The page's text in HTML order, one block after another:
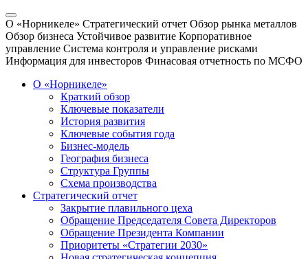
О «Норникеле» Стратегический отчет Обзор рынка металлов
Обзор бизнеса Устойчивое развитие Корпоративное
управление Система контроля и управление рисками
Информация для инвесторов Финасовая отчетность по МСФО
О «Норникеле»
Краткий обзор
Ключевые показатели
История развития
Ключевые события года
Бизнес-модель
География бизнеса
Структура Группы
Схема производства
Стратегический отчет
Закрытие плавильного цеха
Обращение Председателя Совета Директоров
Обращение Президента Компании
Приоритеты «Стратегии 2030»